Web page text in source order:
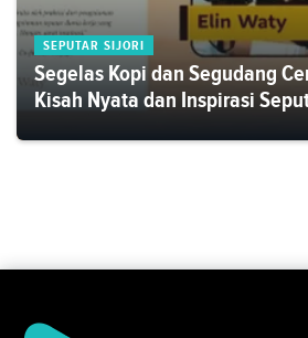
SEPUTAR SIJORI
Segelas Kopi dan Segudang
Kisah Nyata dan Inspirasi